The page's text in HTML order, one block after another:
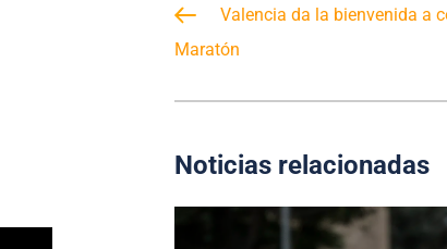
Valencia da la bienvenida a
Maratón
Noticias relacionadas